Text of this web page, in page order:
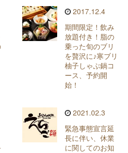
2017.12.4
期間限定！飲み
放題付き！脂の
乗った旬のブリ
を贅沢に♪寒ブリ
柚子しゃぶ鍋コ
ース、予約開
始！
2021.02.3
緊急事態宣言延
長に伴い、休業
に関してのお知